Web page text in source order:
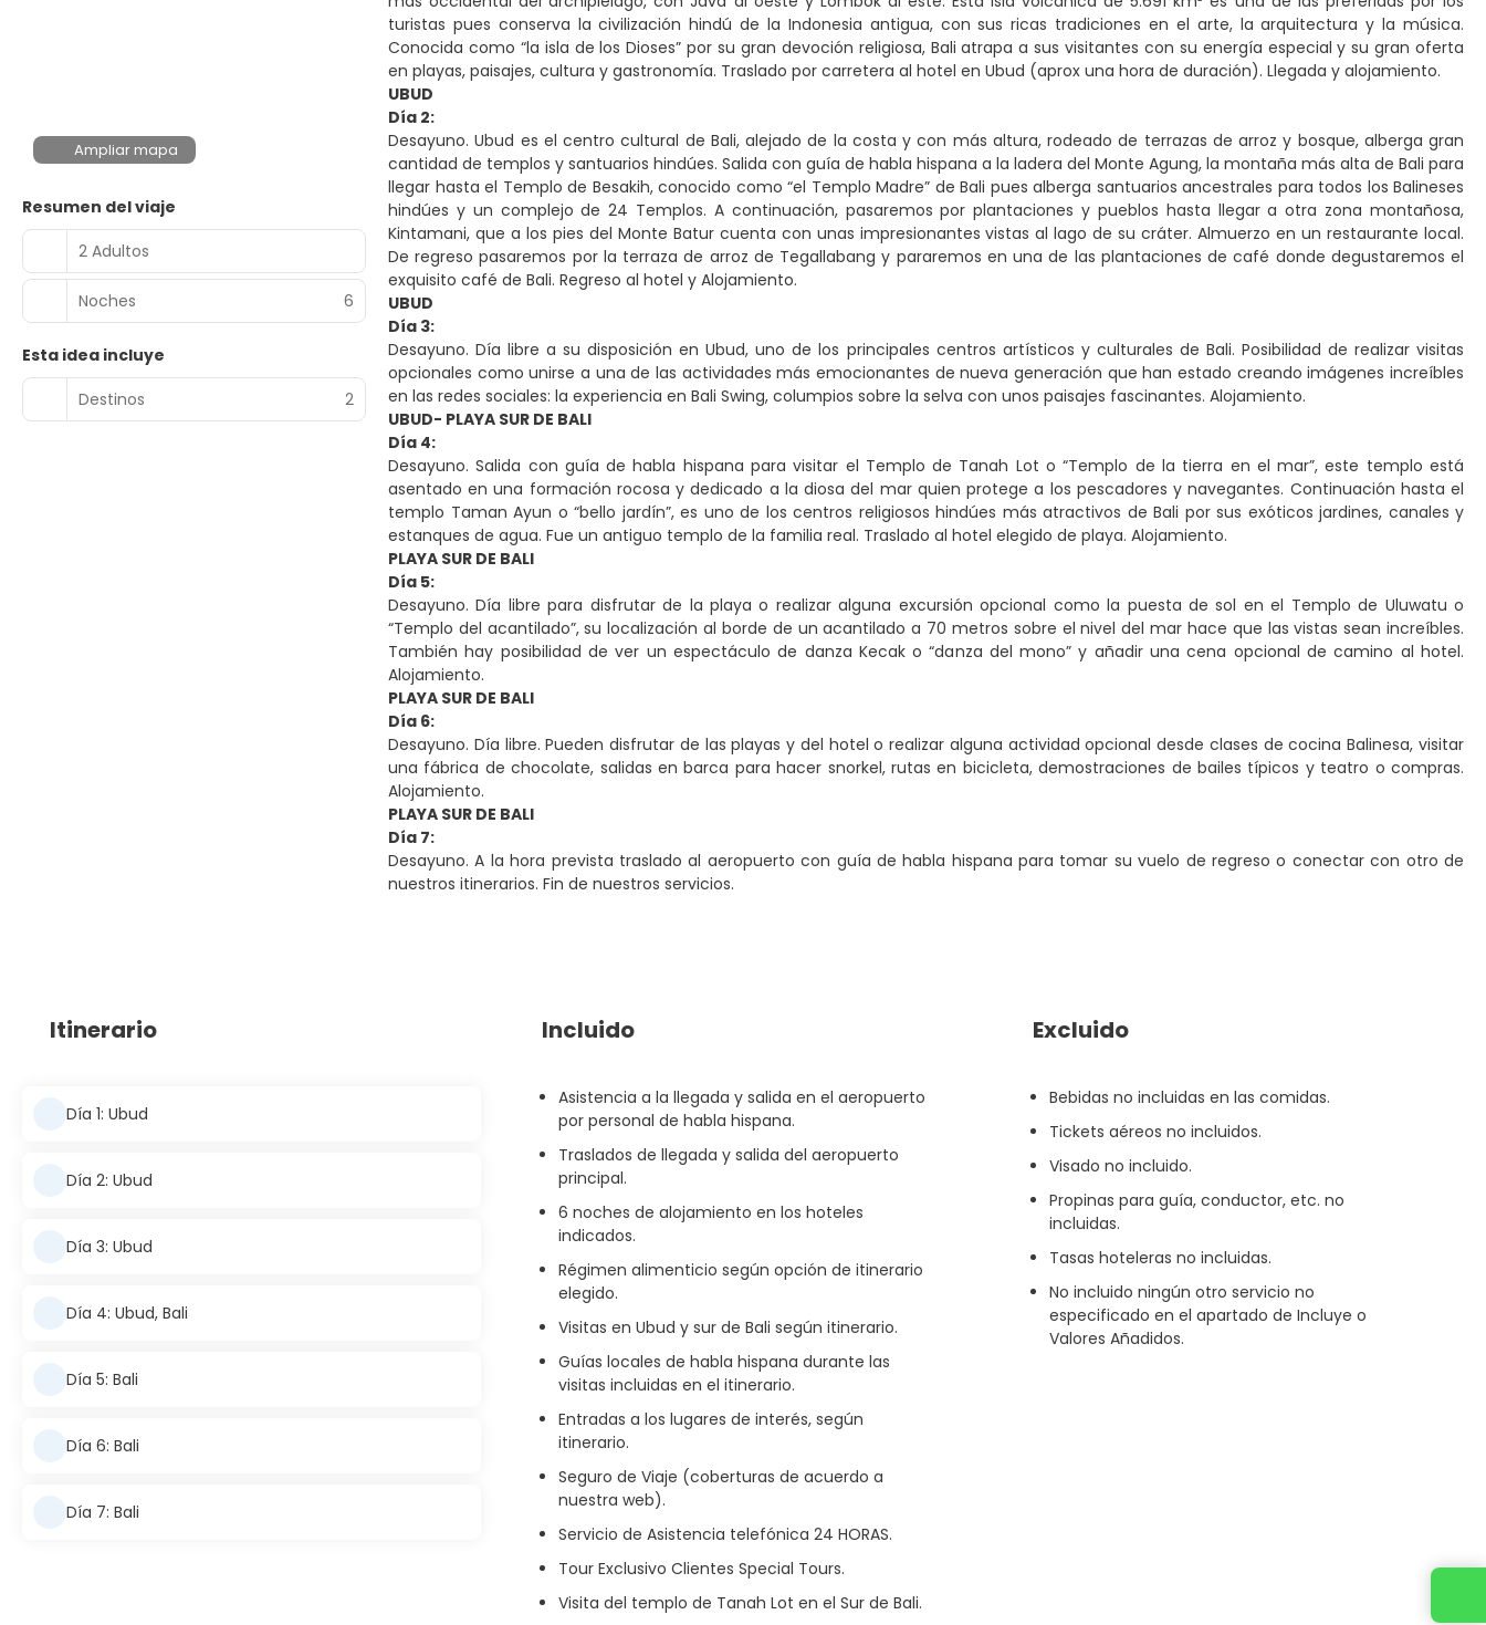
Ampliar mapa
Resumen del viaje
2 Adultos
Noches 6
Esta idea incluye
Destinos
2
turistas pues conserva la civilización hindú de la Indonesia antigua, con sus ricas tradiciones en el arte, la arquitectura y la música.
Conocida como “la isla de los Dioses” por su gran devoción religiosa, Bali atrapa a sus visitantes con su energía especial y su gran oferta
en playas, paisajes, cultura y gastronomía. Traslado por carretera al hotel en Ubud (aprox una hora de duración). Llegada y alojamiento.
UBUD
Día 2:
Desayuno. Ubud es el centro cultural de Bali, alejado de la costa y con más altura, rodeado de terrazas de arroz y bosque, alberga gran
cantidad de templos y santuarios hindúes. Salida con guía de habla hispana a la ladera del Monte Agung, la montaña más alta de Bali para
llegar hasta el Templo de Besakih, conocido como “el Templo Madre” de Bali pues alberga santuarios ancestrales para todos los Balineses
hindúes y un complejo de 24 Templos. A continuación, pasaremos por plantaciones y pueblos hasta llegar a otra zona montañosa,
Kintamani, que a los pies del Monte Batur cuenta con unas impresionantes vistas al lago de su cráter. Almuerzo en un restaurante local.
De regreso pasaremos por la terraza de arroz de Tegallabang y pararemos en una de las plantaciones de café donde degustaremos el
exquisito café de Bali. Regreso al hotel y Alojamiento.
UBUD
Día 3:
Desayuno. Día libre a su disposición en Ubud, uno de los principales centros artísticos y culturales de Bali. Posibilidad de realizar visitas
opcionales como unirse a una de las actividades más emocionantes de nueva generación que han estado creando imágenes increíbles
en las redes sociales: la experiencia en Bali Swing, columpios sobre la selva con unos paisajes fascinantes. Alojamiento.
UBUD- PLAYA SUR DE BALI
Día 4:
Desayuno. Salida con guía de habla hispana para visitar el Templo de Tanah Lot o “Templo de la tierra en el mar”, este templo está
asentado en una formación rocosa y dedicado a la diosa del mar quien protege a los pescadores y navegantes. Continuación hasta el
templo Taman Ayun o “bello jardín”, es uno de los centros religiosos hindúes más atractivos de Bali por sus exóticos jardines, canales y
estanques de agua. Fue un antiguo templo de la familia real. Traslado al hotel elegido de playa. Alojamiento.
PLAYA SUR DE BALI
Día 5:
Desayuno. Día libre para disfrutar de la playa o realizar alguna excursión opcional como la puesta de sol en el Templo de Uluwatu o
“Templo del acantilado”, su localización al borde de un acantilado a 70 metros sobre el nivel del mar hace que las vistas sean increíbles.
También hay posibilidad de ver un espectáculo de danza Kecak o “danza del mono” y añadir una cena opcional de camino al hotel.
Alojamiento.
PLAYA SUR DE BALI
Día 6:
Desayuno. Día libre. Pueden disfrutar de las playas y del hotel o realizar alguna actividad opcional desde clases de cocina Balinesa, visitar
una fábrica de chocolate, salidas en barca para hacer snorkel, rutas en bicicleta, demostraciones de bailes típicos y teatro o compras.
Alojamiento.
PLAYA SUR DE BALI
Día 7:
Desayuno. A la hora prevista traslado al aeropuerto con guía de habla hispana para tomar su vuelo de regreso o conectar con otro de
nuestros itinerarios. Fin de nuestros servicios.
Itinerario
Día 1: Ubud
Día 2: Ubud
Día 3: Ubud
Día 4: Ubud, Bali
Día 5: Bali
Día 6: Bali
Día 7: Bali
Incluido
Asistencia a la llegada y salida en el aeropuerto
por personal de habla hispana.
Traslados de llegada y salida del aeropuerto
principal.
6 noches de alojamiento en los hoteles
indicados.
Régimen alimenticio según opción de itinerario
elegido.
Visitas en Ubud y sur de Bali según itinerario.
Guías locales de habla hispana durante las
visitas incluidas en el itinerario.
Entradas a los lugares de interés, según
itinerario.
Seguro de Viaje (coberturas de acuerdo a
nuestra web).
Servicio de Asistencia telefónica 24 HORAS.
Tour Exclusivo Clientes Special Tours.
Visita del templo de Tanah Lot en el Sur de Bali.
Excluido
Bebidas no incluidas en las comidas.
Tickets aéreos no incluidos.
Visado no incluido.
Propinas para guía, conductor, etc. no
incluidas.
Tasas hoteleras no incluidas.
No incluido ningún otro servicio no
especificado en el apartado de Incluye o
Valores Añadidos.